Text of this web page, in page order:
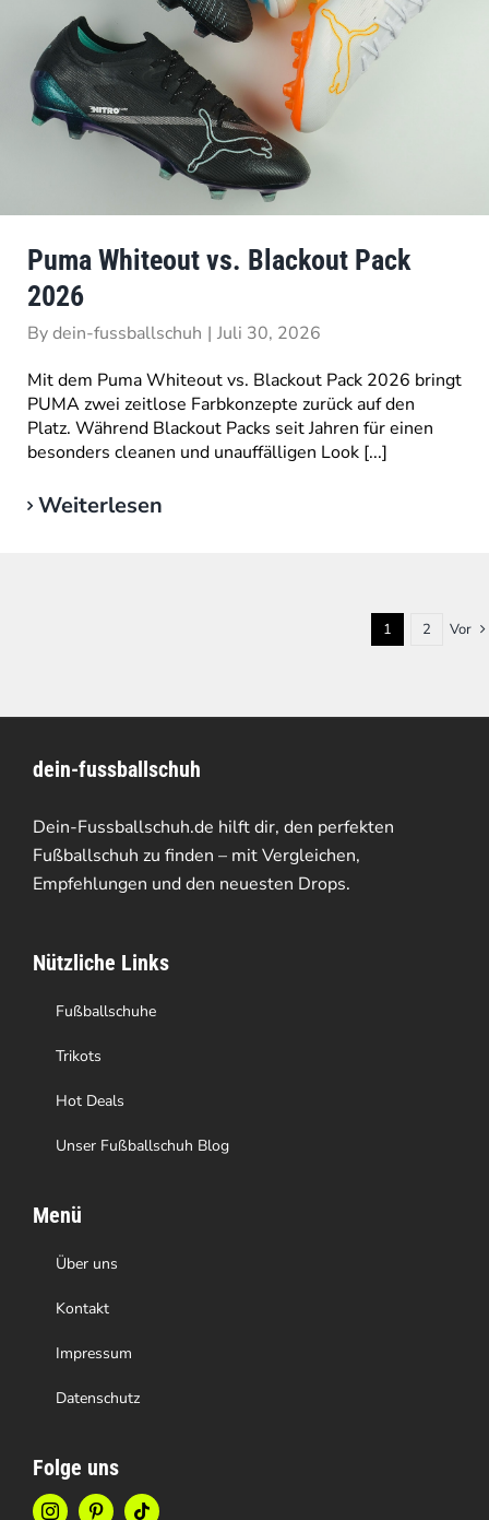
Puma Whiteout vs. Blackout Pack
2026
Bydein-fussballschuh | Juli 30, 2026
Mit dem Puma Whiteout vs. Blackout Pack 2026 bringt
PUMA zwei zeitlose Farbkonzepte zurück auf den
Platz. Während Blackout Packs seit Jahren für einen
besonders cleanen und unauffälligen Look [...]
Weiterlesen
1 2 Vor
dein-fussballschuh
Dein-Fussballschuh.de hilft dir, den perfekten
Fußballschuh zu finden – mit Vergleichen,
Empfehlungen und den neuesten Drops.
Nützliche Links
Fußballschuhe
Trikots
Hot Deals
Unser Fußballschuh Blog
Menü
Über uns
Kontakt
Impressum
Datenschutz
Folge uns